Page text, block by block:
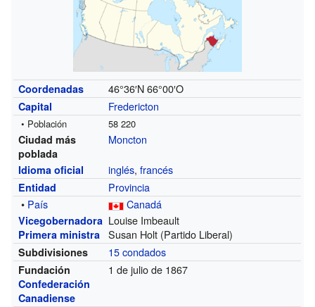
Coordenadas 46°36′N 66°00′O
Capital Fredericton
• Población 58 220
Ciudad más
poblada
Moncton
Idioma oficial inglés,francés
Entidad
Provincia
• País Canadá
Vicegobernadora
Primera ministra
Louise Imbeault
Susan Holt (Partido Liberal)
Subdivisiones 15 condados
Fundación
Confederación
Canadiense
1 de julio de 1867